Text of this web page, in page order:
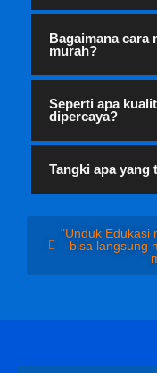
Bagaimana cara
murah?
Seperti apa
dipercaya?
Tangki apa
"Unduk Edukasi
bisa langsung